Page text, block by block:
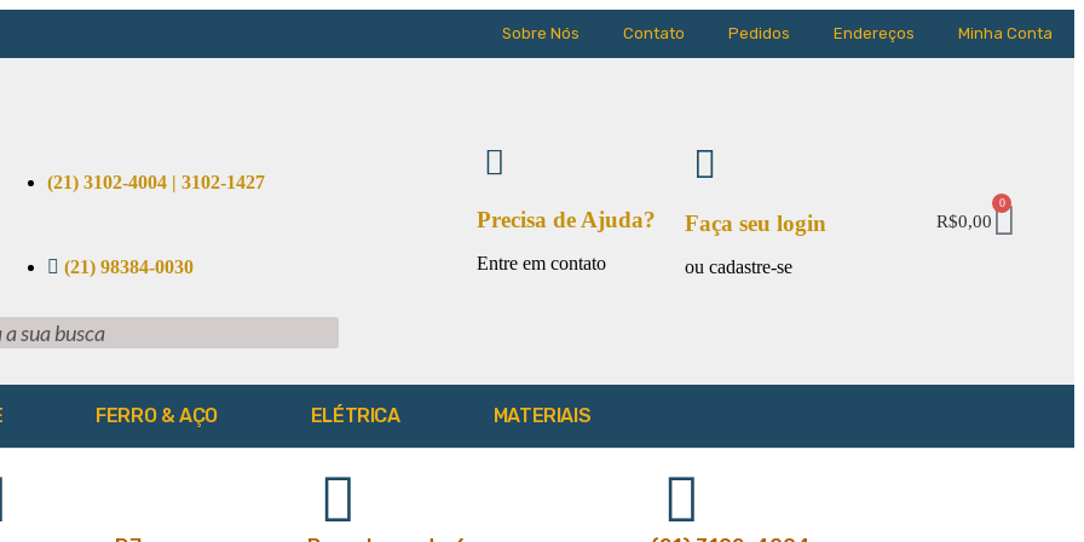
Sobre Nós Contato Pedidos Endereços Minha Conta
(21) 3102-4004 | 3102-1427
(21) 98384-0030
Precisa de Ajuda?
Entre em contato
Faça seu login
ou cadastre-se
R$0,00
0
FERRO & AÇO ELÉTRICA MATERIAIS